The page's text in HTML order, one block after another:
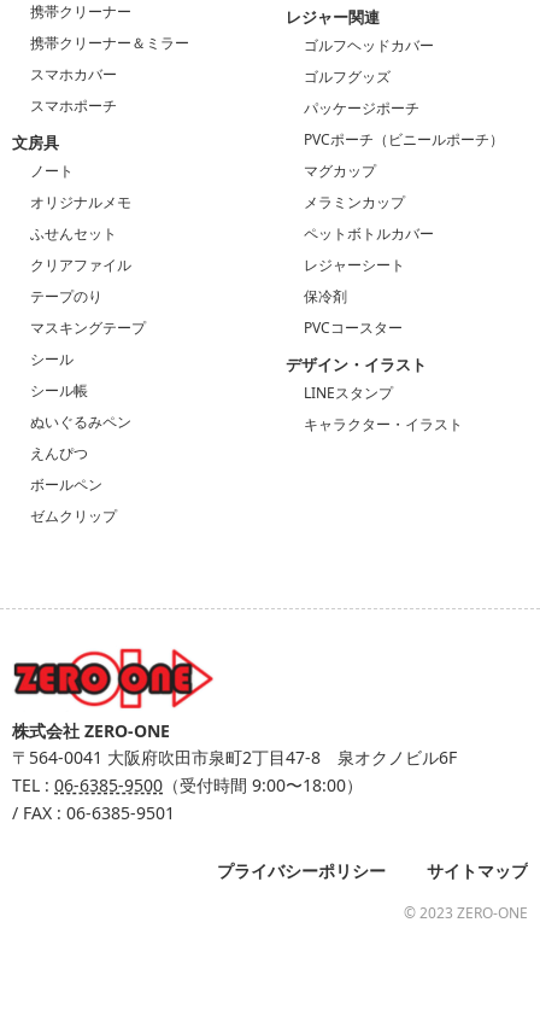
携帯クリーナー
携帯クリーナー＆ミラー
スマホカバー
スマホポーチ
文房具
ノート
オリジナルメモ
ふせんセット
クリアファイル
テープのり
マスキングテープ
シール
シール帳
ぬいぐるみペン
えんぴつ
ボールペン
ゼムクリップ
レジャー関連
ゴルフヘッドカバー
ゴルフグッズ
パッケージポーチ
PVCポーチ（ビニールポーチ）
マグカップ
メラミンカップ
ペットボトルカバー
レジャーシート
保冷剤
PVCコースター
デザイン・イラスト
LINEスタンプ
キャラクター・イラスト
株式会社 ZERO-ONE
〒564-0041 大阪府吹田市泉町2丁目47-8 泉オクノビル6F
TEL : 06-6385-9500 （受付時間 9:00〜18:00）
/ FAX : 06-6385-9501
プライバシーポリシー サイトマップ
© 2023 ZERO-ONE